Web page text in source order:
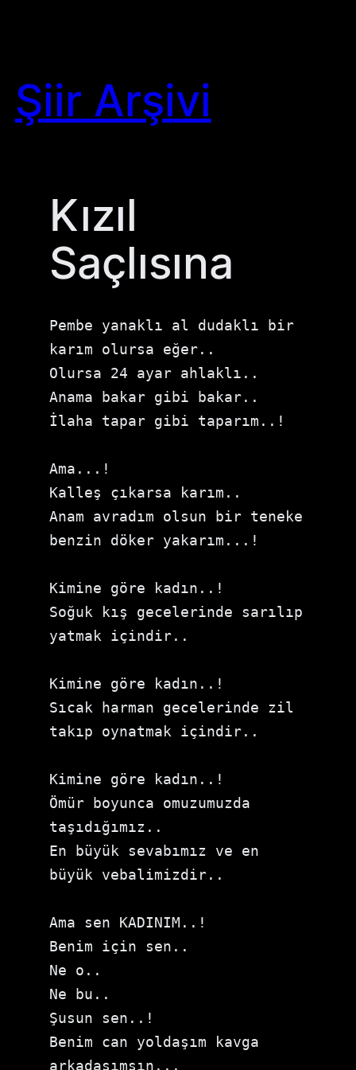
Şiir Arşivi
Kızıl
Saçlısına
Pembe yanaklı al dudaklı bir
karım olursa eğer..
Olursa 24 ayar ahlaklı..
Anama bakar gibi bakar..
İlaha tapar gibi taparım..!
Ama...!
Kalleş çıkarsa karım..
Anam avradım olsun bir teneke
benzin döker yakarım...!
Kimine göre kadın..!
Soğuk kış gecelerinde sarılıp
yatmak içindir..
Kimine göre kadın..!
Sıcak harman gecelerinde zil
takıp oynatmak içindir..
Kimine göre kadın..!
Ömür boyunca omuzumuzda
taşıdığımız..
En büyük sevabımız ve en
büyük vebalimizdir..
Ama sen KADINIM..!
Benim için sen..
Ne o..
Ne bu..
Şusun sen..!
Benim can yoldaşım kavga
arkadaşımsın...